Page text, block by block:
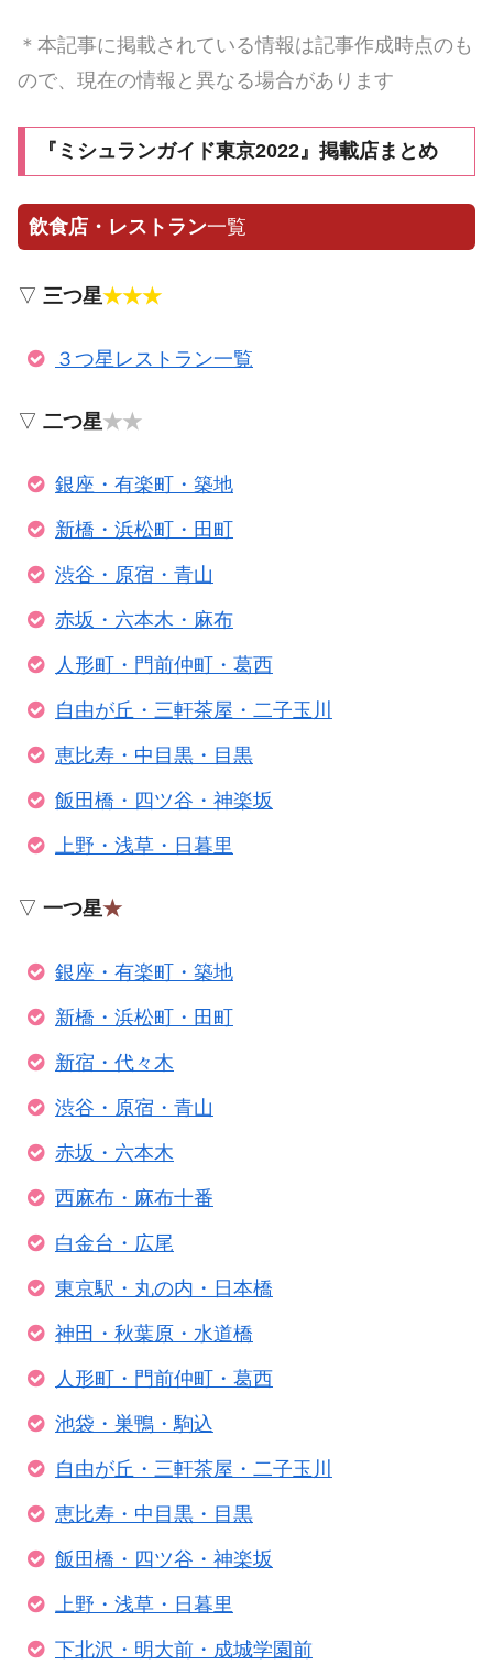
＊本記事に掲載されている情報は記事作成時点のも
ので、現在の情報と異なる場合があります
『ミシュランガイド東京2022』掲載店まとめ
飲食店・レストラン一覧
▽ 三つ星★★★
３つ星レストラン一覧
▽ 二つ星★★
銀座・有楽町・築地
新橋・浜松町・田町
渋谷・原宿・青山
赤坂・六本木・麻布
人形町・門前仲町・葛西
自由が丘・三軒茶屋・二子玉川
恵比寿・中目黒・目黒
飯田橋・四ツ谷・神楽坂
上野・浅草・日暮里
▽ 一つ星★
銀座・有楽町・築地
新橋・浜松町・田町
新宿・代々木
渋谷・原宿・青山
赤坂・六本木
西麻布・麻布十番
白金台・広尾
東京駅・丸の内・日本橋
神田・秋葉原・水道橋
人形町・門前仲町・葛西
池袋・巣鴨・駒込
自由が丘・三軒茶屋・二子玉川
恵比寿・中目黒・目黒
飯田橋・四ツ谷・神楽坂
上野・浅草・日暮里
下北沢・明大前・成城学園前